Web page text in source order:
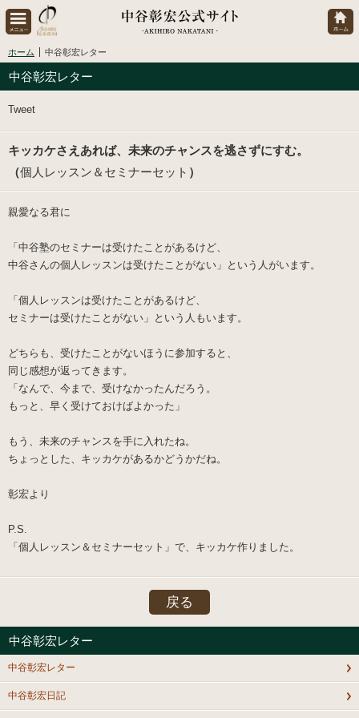
ホーム 中谷彰宏レター
中谷彰宏レター
Tweet
キッカケさえあれば、未来のチャンスを逃さずにすむ。
（個人レッスン＆セミナーセット ）
親愛なる君に
「中谷塾のセミナーは受けたことがあるけど、
中谷さんの個人レッスンは受けたことがない」という人がいます。
「個人レッスンは受けたことがあるけど、
セミナーは受けたことがない」という人もいます。
どちらも、受けたことがないほうに参加すると、
同じ感想が返ってきます。
「なんで、今まで、受けなかったんだろう。
もっと、早く受けておけばよかった」
もう、未来のチャンスを手に入れたね。
ちょっとした、キッカケがあるかどうかだね。
彰宏より
P.S.
「個人レッスン＆セミナーセット」で、キッカケ作りました。
戻る
中谷彰宏レター
中谷彰宏レター
中谷彰宏日記